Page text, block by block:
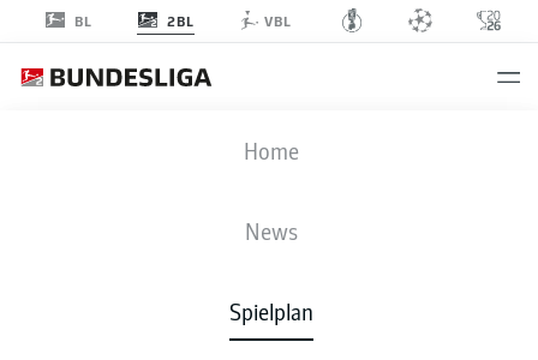
BL 2BL VBL
Home
News
Spielplan
EBS
1
AUFSTELLUNGEN